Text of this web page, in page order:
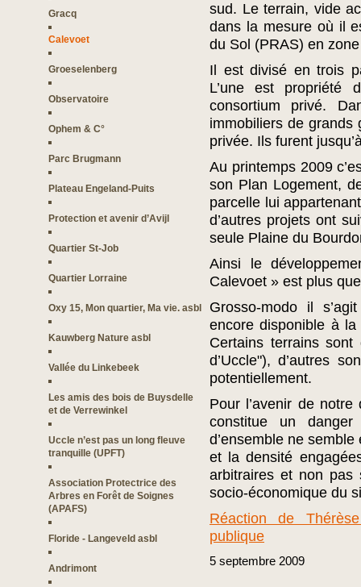
Gracq
Calevoet
Groeselenberg
Observatoire
Ophem & C°
Parc Brugmann
Plateau Engeland-Puits
Protection et avenir d’Avijl
Quartier St-Job
Quartier Lorraine
Oxy 15, Mon quartier, Ma vie. asbl
Kauwberg Nature asbl
Vallée du Linkebeek
Les amis des bois de Buysdelle
et de Verrewinkel
Uccle n’est pas un long fleuve
tranquille (UPFT)
Association Protectrice des
Arbres en Forêt de Soignes
(APAFS)
Floride - Langeveld asbl
Andrimont
sud. Le terrain, vide
dans la mesure où il
du Sol (PRAS) en
Il est divisé en trois
L’une est propriété
consortium privé.
immobiliers de grands
privée. Ils furent
Au printemps 2009
son Plan Logement,
parcelle lui
d’autres projets ont
seule Plaine du
Ainsi le
Calevoet » est plus
Grosso-modo il
encore disponible à
Certains terrains
d’Uccle"), d’autres
potentiellement.
Pour l’avenir de
constitue un
d’ensemble ne
et la densité
arbitraires et non pas
socio-économique du
Réaction de
publique
5 septembre 2009